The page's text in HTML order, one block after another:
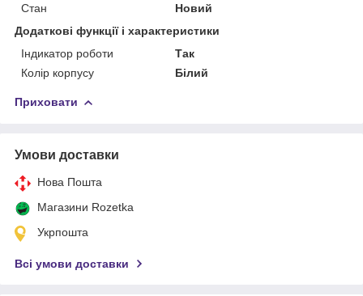
Стан
Новий
Додаткові функції і характеристики
Індикатор роботи
Так
Колір корпусу
Білий
Приховати
Умови доставки
Нова Пошта
Магазини Rozetka
Укрпошта
Всі умови доставки